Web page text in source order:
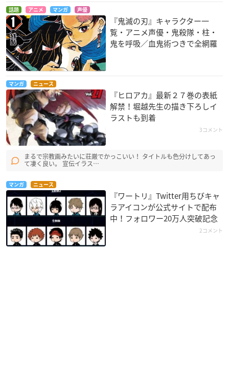
話題 アニメ マンガ 声優
『鬼滅の刃』キャラクター一
覧・アニメ声優・鬼殺隊・柱・
鬼を呼吸／血鬼術つきで全網羅
マンガ ニュース
『ヒロアカ』最新２７巻の表紙
解禁！堀越先生の描き下ろしイ
ラストも到着
3コメント
まるで宗教画みたいに荘厳でかっこいい！ タイトルも色分けしてあっ
て凄く良い。 宣伝イラス…
マンガ ニュース
『ワートリ』Twitter用ちびキャ
ラアイコンが公式サイトで配布
中！フォロワー20万人突破記念
2コメント